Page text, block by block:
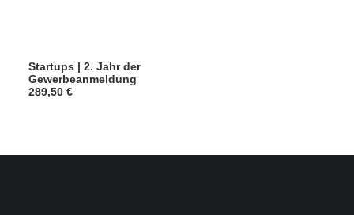
Startups | 2. Jahr der
Gewerbeanmeldung
289,50 €